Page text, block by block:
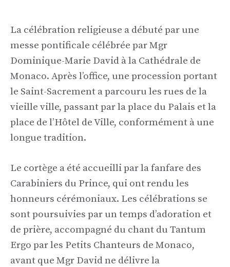
La célébration religieuse a débuté par une
messe pontificale célébrée par Mgr
Dominique-Marie David à la Cathédrale de
Monaco. Après l’office, une procession portant
le Saint-Sacrement a parcouru les rues de la
vieille ville, passant par la place du Palais et la
place de l’Hôtel de Ville, conformément à une
longue tradition.
Le cortège a été accueilli par la fanfare des
Carabiniers du Prince, qui ont rendu les
honneurs cérémoniaux. Les célébrations se
sont poursuivies par un temps d’adoration et
de prière, accompagné du chant du Tantum
Ergo par les Petits Chanteurs de Monaco,
avant que Mgr David ne délivre la